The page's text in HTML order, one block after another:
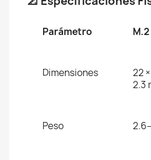
Parámetro
Dimensiones
22
2.3
Peso